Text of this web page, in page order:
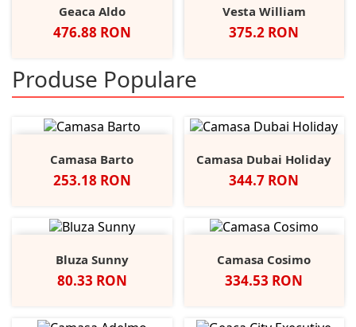
Geaca Aldo
Pret
476.88 RON
Vesta William
Pret
375.2 RON
Produse Populare
Camasa Barto
Pret
253.18 RON
Camasa Dubai Holiday
Pret
344.7 RON
Bluza Sunny
Pret
80.33 RON
Camasa Cosimo
Pret
334.53 RON